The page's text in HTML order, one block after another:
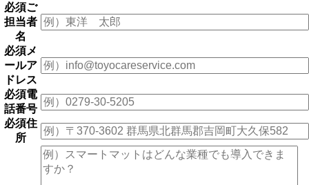
必須ご
担当者
名
必須メ
ールア
ドレス
必須電
話番号
必須住
所